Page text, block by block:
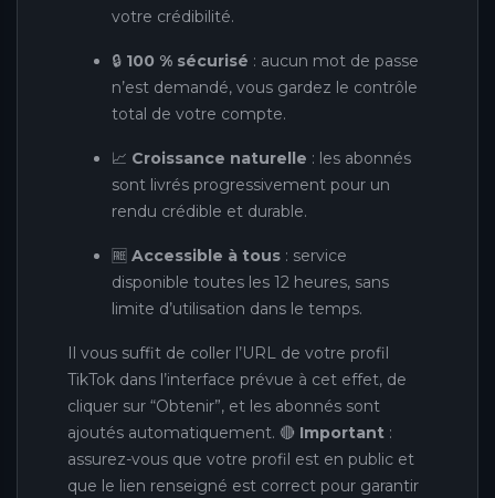
votre crédibilité.
🔒 100 % sécurisé : aucun mot de passe
n’est demandé, vous gardez le contrôle
total de votre compte.
📈 Croissance naturelle : les abonnés
sont livrés progressivement pour un
rendu crédible et durable.
🆓 Accessible à tous : service
disponible toutes les 12 heures, sans
limite d’utilisation dans le temps.
Il vous suffit de coller l’URL de votre profil
TikTok dans l’interface prévue à cet effet, de
cliquer sur “Obtenir”, et les abonnés sont
ajoutés automatiquement. 🔴 Important :
assurez-vous que votre profil est en public et
que le lien renseigné est correct pour garantir